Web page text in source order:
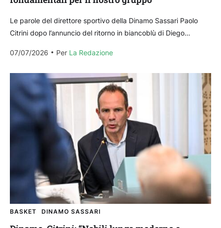
Le parole del direttore sportivo della Dinamo Sassari Paolo
Citrini dopo l’annuncio del ritorno in biancoblù di Diego
07/07/2026
Per La Redazione
BASKET DINAMO SASSARI